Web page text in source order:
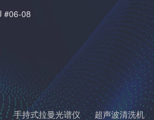
#06-08
手持式拉曼光谱仪 超声波清洗机